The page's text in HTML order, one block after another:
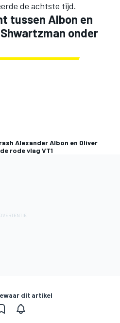
de achtste tijd.
tussen Albon en
onder
Alexander Albon en Oliver
rode vlag VT1
dit artikel